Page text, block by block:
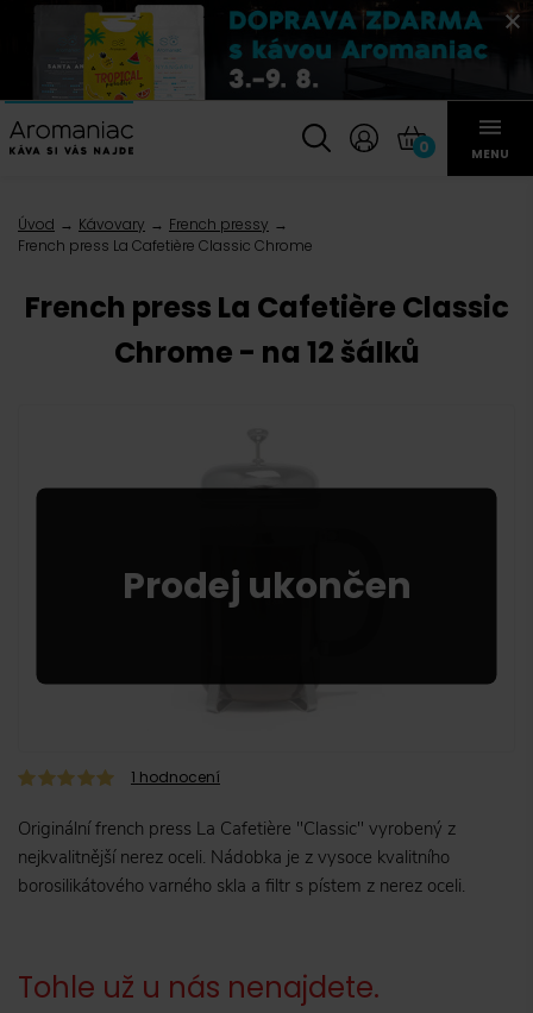
0 MENU
Úvod Kávovary
French pressy
French press La Cafetière Classic Chrome
French press La Cafetière Classic
Chrome - na 12 šálků
1 hodnocení
Originální french press La Cafetière "Classic" vyrobený z
nejkvalitnější nerez oceli. Nádobka je z vysoce kvalitního
borosilikátového varného skla a filtr s pístem z nerez oceli.
Tohle už u nás nenajdete.